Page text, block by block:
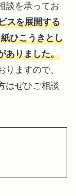
談を承ってお
スを展開する
ひこうきとし
ありました。
ますので、
はぜひご相談